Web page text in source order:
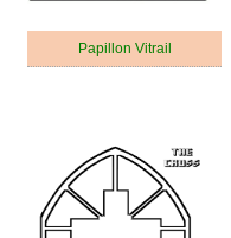
Papillon Vitrail